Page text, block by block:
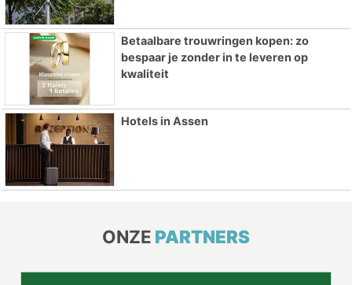
Betaalbare trouwringen kopen: zo
bespaar je zonder in te leveren op
kwaliteit
Hotels in Assen
ONZE PARTNERS